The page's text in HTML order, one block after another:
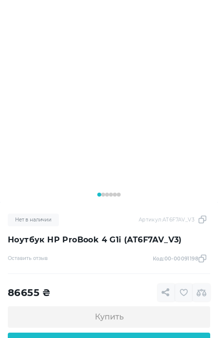
Ноутбук HP ProBook 4 G1i (AT6F7AV_V3)
Нет в наличии Артикул:AT6F7AV_V3
Оставить отзыв Код:00-00091198
86655 ₴
Купить